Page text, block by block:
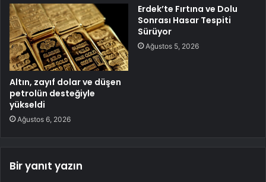
Altın, zayıf dolar ve düşen
petrolün desteğiyle
yükseldi
Ağustos 6, 2026
Erdek’te Fırtına ve Dolu
Sonrası Hasar Tespiti
Sürüyor
Ağustos 5, 2026
Bir yanıt yazın